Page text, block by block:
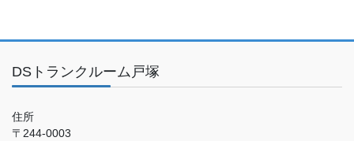
DSトランクルーム戸塚
住所
〒244-0003